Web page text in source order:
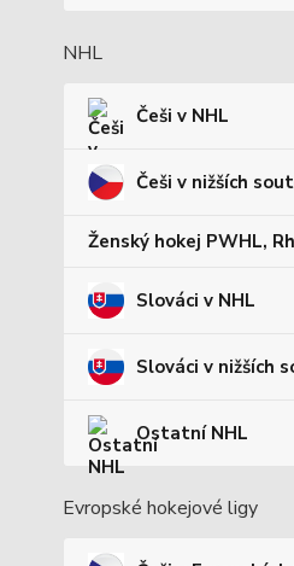
NHL
Češi v NHL
Češi v nižších
Ženský hokej PWHL,
Slováci v NHL
Slováci v nižších
Ostatní NHL
Evropské hokejové ligy